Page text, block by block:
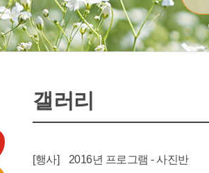
갤러리
행사 2016년 프로그램 - 사진반